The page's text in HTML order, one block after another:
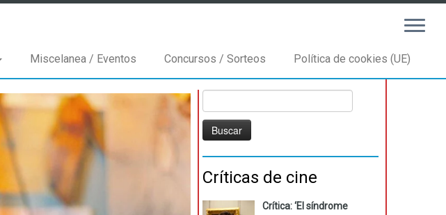
Miscelanea / Eventos Concursos / Sorteos Política de cookies (UE)
Críticas de cine
Crítica: ‘El síndrome